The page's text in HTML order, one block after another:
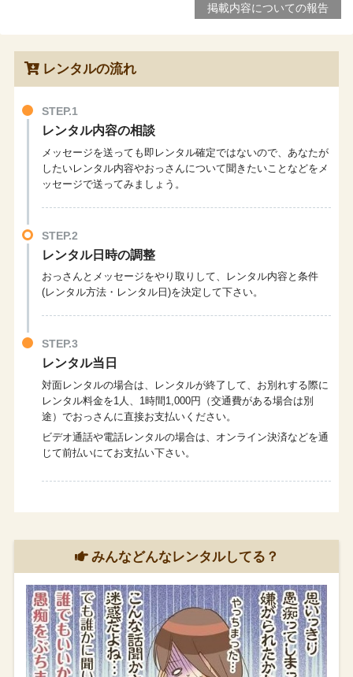
掲載内容についての報告
レンタルの流れ
STEP.1
レンタル内容の相談
メッセージを送っても即レンタル確定ではないので、あなたが
したいレンタル内容やおっさんについて聞きたいことなどをメ
ッセージで送ってみましょう。
STEP.2
レンタル日時の調整
おっさんとメッセージをやり取りして、レンタル内容と条件
(レンタル方法・レンタル日)を決定して下さい。
STEP.3
レンタル当日
対面レンタルの場合は、レンタルが終了して、お別れする際に
レンタル料金を1人、1時間1,000円（交通費がある場合は別
途）でおっさんに直接お支払いください。
ビデオ通話や電話レンタルの場合は、オンライン決済などを通
じて前払いにてお支払い下さい。
みんなどんなレンタルしてる？